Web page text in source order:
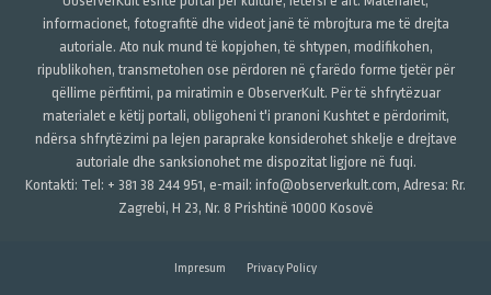
informacionet, fotografitë dhe videot janë të mbrojtura me të drejta
autoriale. Ato nuk mund të kopjohen, të shtypen, modifikohen,
ripublikohen, transmetohen ose përdoren në çfarëdo forme tjetër për
qëllime përfitimi, pa miratimin e ObserverKult. Për të shfrytëzuar
materialet e këtij portali, obligoheni t'i pranoni Kushtet e përdorimit,
ndërsa shfrytëzimi pa lejen paraprake konsiderohet shkelje e drejtave
autoriale dhe sanksionohet me dispozitat ligjore në fuqi.
Kontakti: Tel: + 381 38 244 951, e-mail: info@observerkult.com, Adresa: Rr.
Zagrebi, H 23, Nr. 8 Prishtinë 10000 Kosovë
Impresum Privacy Policy